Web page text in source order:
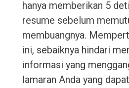
hanya memberikan 5
resume sebelum
membuangnya.
ini, sebaiknya hindari
informasi yang
lamaran Anda yang